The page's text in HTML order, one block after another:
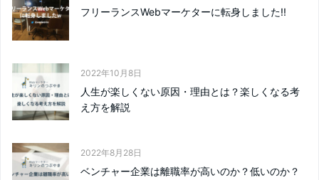
フリーランスWebマーケターに転身しました!!
2022年10月8日
人生が楽しくない原因・理由とは？楽しくなる考
え方を解説
2022年8月28日
ベンチャー企業は離職率が高いのか？低いのか？